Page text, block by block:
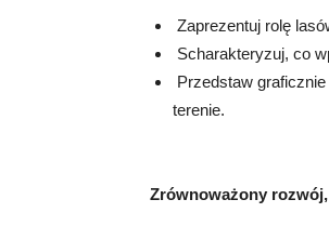
Zaprezentuj rolę
Scharakteryzuj, co
Przedstaw
terenie.
Zrównoważony